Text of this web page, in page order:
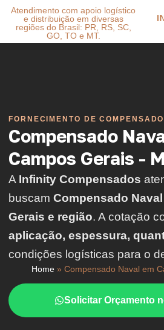
Atendimento com apoio logístico
e distribuição em diversas
regiões do Brasil: PR, RS, SC,
GO, TO e MT.
FORNECIMENTO DE
Compensado
Campos Gerais -
A Infinity Compensados
buscam Compensado
Gerais e região. A cotação
aplicação, espessura,
condições logísticas para o
Home» Compensado Naval em
Solicitar Orçamento